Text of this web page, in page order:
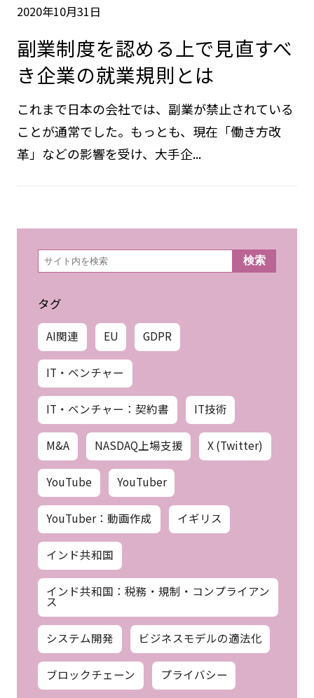
2020年10月31日
副業制度を認める上で見直すべ
き企業の就業規則とは
これまで日本の会社では、副業が禁止されている
ことが通常でした。もっとも、現在「働き方改
革」などの影響を受け、大手企...
検
索 検索
タグ
AI関連 EU GDPR
IT・ベンチャー
IT・ベンチャー：契約書 IT技術
M&A NASDAQ上場支援 X (Twitter)
YouTube YouTuber
YouTuber：動画作成 イギリス
インド共和国
インド共和国：税務・規制・コンプライアン
ス
システム開発 ビジネスモデルの適法化
ブロックチェーン プライバシー